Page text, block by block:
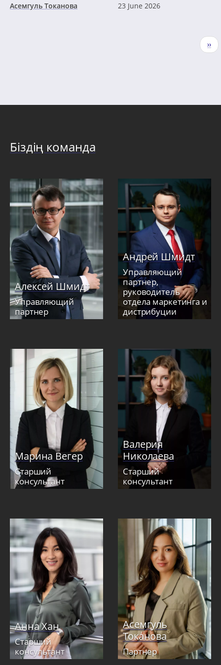
Асемгуль Токанова 23 June 2026
››
Біздің команда
Алексей Шмидт
Управляющий
партнер
Андрей Шмидт
Управляющий
партнер,
руководитель
отдела маркетинга и
дистрибуции
Марина Вегер
Старший
консультант
Валерия
Николаева
Старший
консультант
Анна Хан
Старший
консультант
Асемгуль
Токанова
Партнер